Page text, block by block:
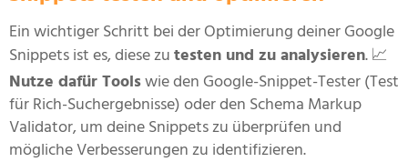
Ein wichtiger Schritt bei der Optimierung deiner Google
Snippets ist es, diese zu testen und zu analysieren. 📈
Nutze dafür Toolswie den Google-Snippet-Tester (Test
für Rich-Suchergebnisse) oder den Schema Markup
Validator, um deine Snippets zu überprüfen und
mögliche Verbesserungen zu identifizieren.